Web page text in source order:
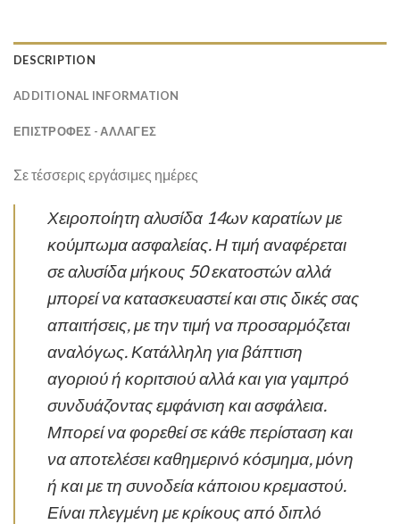
DESCRIPTION
ADDITIONAL INFORMATION
ΕΠΙΣΤΡΟΦΕΣ - ΑΛΛΑΓΕΣ
Σε τέσσερις εργάσιμες ημέρες
Χειροποίητη αλυσίδα 14ων καρατίων με
κούμπωμα ασφαλείας. Η τιμή αναφέρεται
σε αλυσίδα μήκους 50 εκατοστών αλλά
μπορεί να κατασκευαστεί και στις δικές σας
απαιτήσεις, με την τιμή να προσαρμόζεται
αναλόγως. Κατάλληλη για βάπτιση
αγοριού ή κοριτσιού αλλά και για γαμπρό
συνδυάζοντας εμφάνιση και ασφάλεια.
Μπορεί να φορεθεί σε κάθε περίσταση και
να αποτελέσει καθημερινό κόσμημα, μόνη
ή και με τη συνοδεία κάποιου κρεμαστού.
Είναι πλεγμένη με κρίκους από διπλό